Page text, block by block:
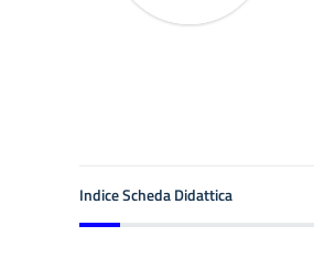
Indice Scheda Didattica